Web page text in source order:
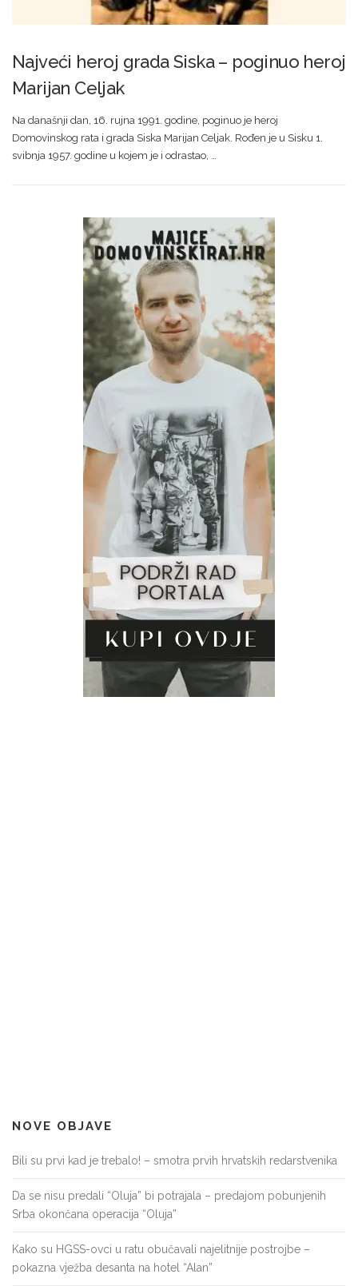
Najveći heroj grada Siska – poginuo heroj
Marijan Celjak
Na današnji dan, 16. rujna 1991. godine, poginuo je heroj
Domovinskog rata i grada Siska Marijan Celjak. Rođen je u Sisku 1.
svibnja 1957. godine u kojem je i odrastao, …
NOVE OBJAVE
Bili su prvi kad je trebalo! – smotra prvih hrvatskih redarstvenika
Da se nisu predali “Oluja” bi potrajala – predajom pobunjenih
Srba okončana operacija “Oluja”
Kako su HGSS-ovci u ratu obučavali najelitnije postrojbe –
pokazna vježba desanta na hotel “Alan”